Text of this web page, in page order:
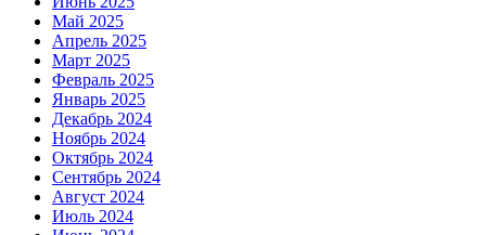
Май 2025
Апрель 2025
Март 2025
Февраль 2025
Январь 2025
Декабрь 2024
Ноябрь 2024
Октябрь 2024
Сентябрь 2024
Август 2024
Июль 2024